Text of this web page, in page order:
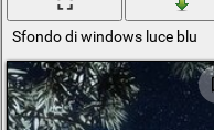
Sfondo di windows luce blu